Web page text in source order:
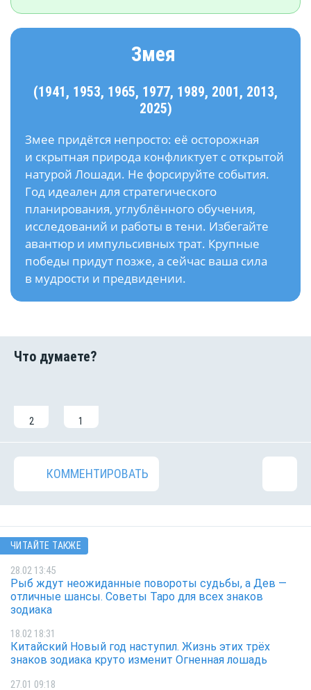
Змея
(1941, 1953, 1965, 1977, 1989, 2001, 2013,
2025)
Змее придётся непросто: её осторожная
и скрытная природа конфликтует с открытой
натурой Лошади. Не форсируйте события.
Год идеален для стратегического
планирования, углублённого обучения,
исследований и работы в тени. Избегайте
авантюр и импульсивных трат. Крупные
победы придут позже, а сейчас ваша сила
в мудрости и предвидении.
2 1
КОММЕНТИРОВАТЬ
ЧИТАЙТЕ ТАКЖЕ
28.02 13:45
Рыб ждут неожиданные повороты судьбы, а Дев —
отличные шансы. Советы Таро для всех знаков
зодиака
18.02 18:31
Китайский Новый год наступил. Жизнь этих трёх
знаков зодиака круто изменит Огненная лошадь
27.01 09:18